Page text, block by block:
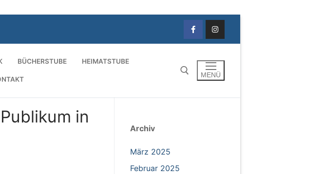
BÜCHERSTUBE HEIMATSTUBE
MENÜ
in
Archiv
März 2025
Februar 2025